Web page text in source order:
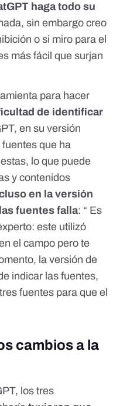
haga todo su
sin embargo creo
o si miro para el
más fácil que surjan
para hacer
de identificar
en su versión
que ha
lo que puede
y contenidos
en la versión
fuentes falla: “ Es
este utilizó
el campo pero te
la versión de
indicar las fuentes,
fuentes para que el
cambios a la
los tres